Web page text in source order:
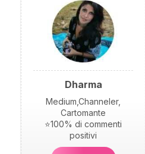
Dharma
Medium,Channeler,
Cartomante
⭐100% di commenti
positivi